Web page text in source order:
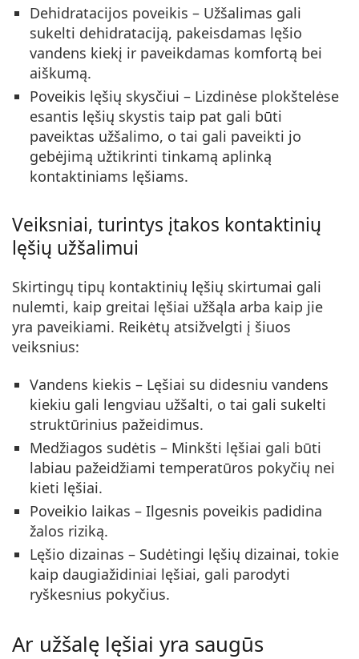
Dehidratacijos poveikis – Užšalimas gali
sukelti dehidrataciją, pakeisdamas lęšio
vandens kiekį ir paveikdamas komfortą bei
aiškumą.
Poveikis lęšių skysčiui – Lizdinėse plokštelėse
esantis lęšių skystis taip pat gali būti
paveiktas užšalimo, o tai gali paveikti jo
gebėjimą užtikrinti tinkamą aplinką
kontaktiniams lęšiams.
Veiksniai, turintys įtakos kontaktinių
lęšių užšalimui
Skirtingų tipų kontaktinių lęšių skirtumai gali
nulemti, kaip greitai lęšiai užšąla arba kaip jie
yra paveikiami. Reikėtų atsižvelgti į šiuos
veiksnius:
Vandens kiekis – Lęšiai su didesniu vandens
kiekiu gali lengviau užšalti, o tai gali sukelti
struktūrinius pažeidimus.
Medžiagos sudėtis – Minkšti lęšiai gali būti
labiau pažeidžiami temperatūros pokyčių nei
kieti lęšiai.
Poveikio laikas – Ilgesnis poveikis padidina
žalos riziką.
Lęšio dizainas – Sudėtingi lęšių dizainai, tokie
kaip daugiažidiniai lęšiai, gali parodyti
ryškesnius pokyčius.
Ar užšalę lęšiai yra saugūs